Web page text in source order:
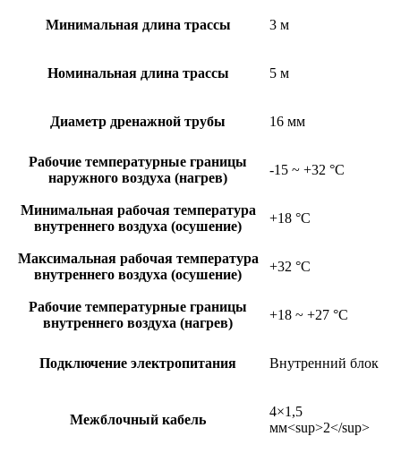
Минимальная длина трассы 3 м
Номинальная длина трассы 5 м
Диаметр дренажной трубы 16 мм
Рабочие температурные границы
наружного воздуха (нагрев)
-15 ~ +32 °C
Минимальная рабочая температура
внутреннего воздуха (осушение)
+18 °C
Максимальная рабочая температура
внутреннего воздуха (осушение)
+32 °C
Рабочие температурные границы
внутреннего воздуха (нагрев)
+18 ~ +27 °C
Подключение электропитания Внутренний блок
Межблочный кабель
4×1,5
мм<sup>2</sup>